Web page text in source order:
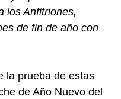
los Anfitriones,
de fin de año con
la prueba de estas
de Año Nuevo del